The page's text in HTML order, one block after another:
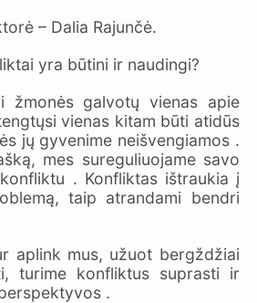
– Dalia Rajunčė.
yra būtini ir naudingi?
žmonės galvotų vienas apie
vienas kitam būti atidūs
jų gyvenime neišvengiamos .
mes sureguliuojame savo
. Konfliktas ištraukia į
taip atrandami bendri
aplink mus, užuot bergždžiai
turime konfliktus suprasti ir
.